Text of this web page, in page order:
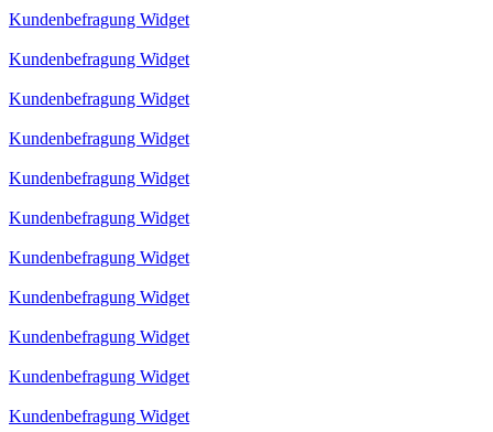
Kundenbefragung Widget
Kundenbefragung Widget
Kundenbefragung Widget
Kundenbefragung Widget
Kundenbefragung Widget
Kundenbefragung Widget
Kundenbefragung Widget
Kundenbefragung Widget
Kundenbefragung Widget
Kundenbefragung Widget
Kundenbefragung Widget